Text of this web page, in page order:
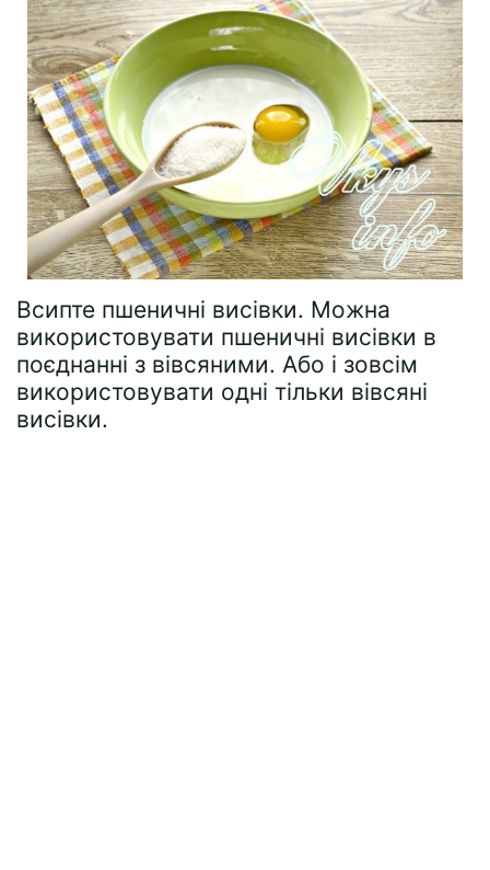
Всипте пшеничні висівки. Можна
використовувати пшеничні висівки в
поєднанні з вівсяними. Або і зовсім
використовувати одні тільки вівсяні
висівки.